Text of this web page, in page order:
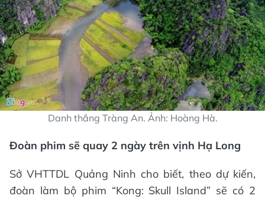
Danh thắng Tràng An. Ảnh: Hoàng Hà.
Đoàn phim sẽ quay 2 ngày trên vịnh Hạ Long
Sở VHTTDL Quảng Ninh cho biết, theo dự kiến,
đoàn làm bộ phim “Kong: Skull Island” sẽ có 2